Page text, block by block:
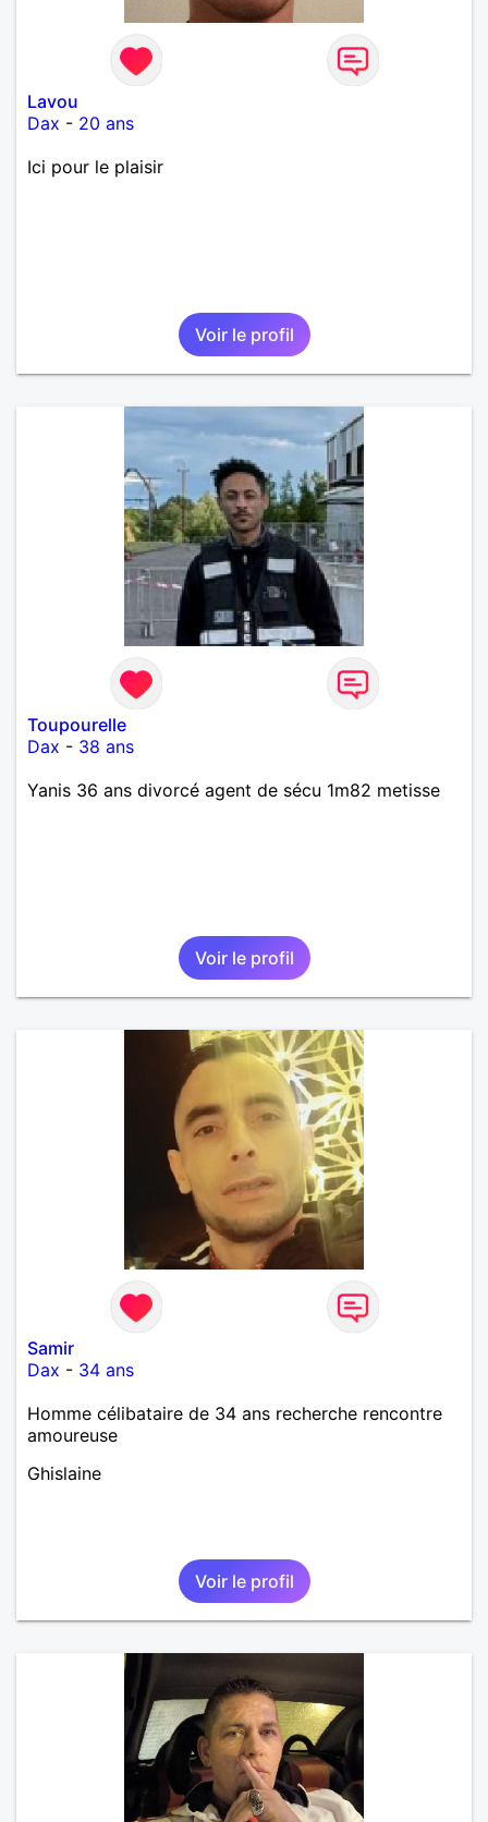
Lavou
Dax - 20 ans
Ici pour le plaisir
Voir le profil
Toupourelle
Dax - 38 ans
Yanis 36 ans divorcé agent de sécu 1m82 metisse
Voir le profil
Samir
Dax - 34 ans
Homme célibataire de 34 ans recherche rencontre
amoureuse
Ghislaine
Voir le profil